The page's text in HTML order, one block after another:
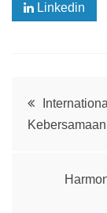
Linkedin
Post